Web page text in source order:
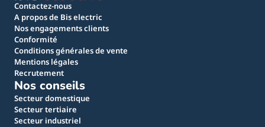
Contactez-nous
A propos de Bis electric
Nos engagements clients
Conformité
Conditions générales de vente
Mentions légales
Recrutement
Nos conseils
Secteur domestique
Secteur tertiaire
Secteur industriel